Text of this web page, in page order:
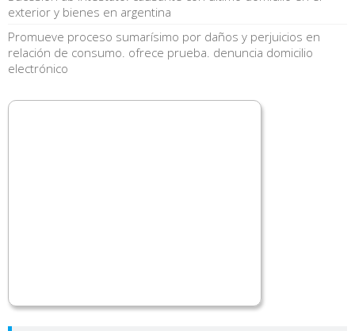
exterior y bienes en argentina
Promueve proceso sumarísimo por daños y perjuicios en
relación de consumo. ofrece prueba. denuncia domicilio
electrónico